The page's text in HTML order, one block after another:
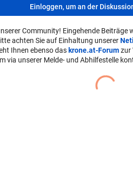
Einloggen, um an der
Community! Eingehende Beiträge
achten Sie auf Einhaltung unserer
Ihnen ebenso das krone.at-Forumzur
via unserer Melde- und Abhilfestelle